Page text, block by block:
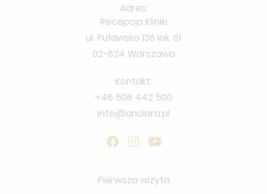
Adres:
Recepcja Kliniki
ul. Puławska 136 lok. 61
02-624 Warszawa
Kontakt:
+48 506 442 500
info@anclara.pl
Pierwsza wizyta